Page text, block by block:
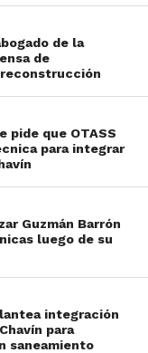
de la
de
pide que OTASS
para integrar
Guzmán Barrón
luego de su
integración
para
saneamiento